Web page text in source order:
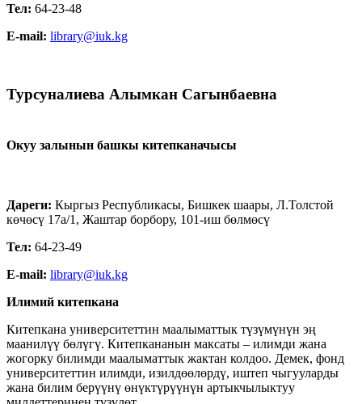
Тел: 64-23-48
E-mail: library@iuk.kg
Турсуналиева Алымкан Сагынбаевна
Окуу залынын башкы китепканачысы
Дареги: Кыргыз Республикасы, Бишкек шаары, Л.Толстой
көчөсү 17а/1, Жаштар борбору, 101-иш бөлмөсү
Тел: 64-23-49
E-mail: library@iuk.kg
Илимий китепкана
Китепкана университеттин маалыматтык түзүмүнүн эң
маанилүү бөлүгү. Китепкананын максаты – илимди жана
жогорку билимди маалыматтык жактан колдоо. Демек, фонд
университеттин илимди, изилдөөлөрдү, иштеп чыгууларды
жана билим берүүнү өнүктүрүүнүн артыкчылыктуу